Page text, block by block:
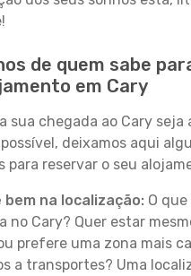
de quem sabe
em Cary
sua chegada ao Cary seja
deixamos aqui
para reservar o seu
bem na localização: O
no Cary? Quer estar
prefere uma zona mais
a transportes? Uma